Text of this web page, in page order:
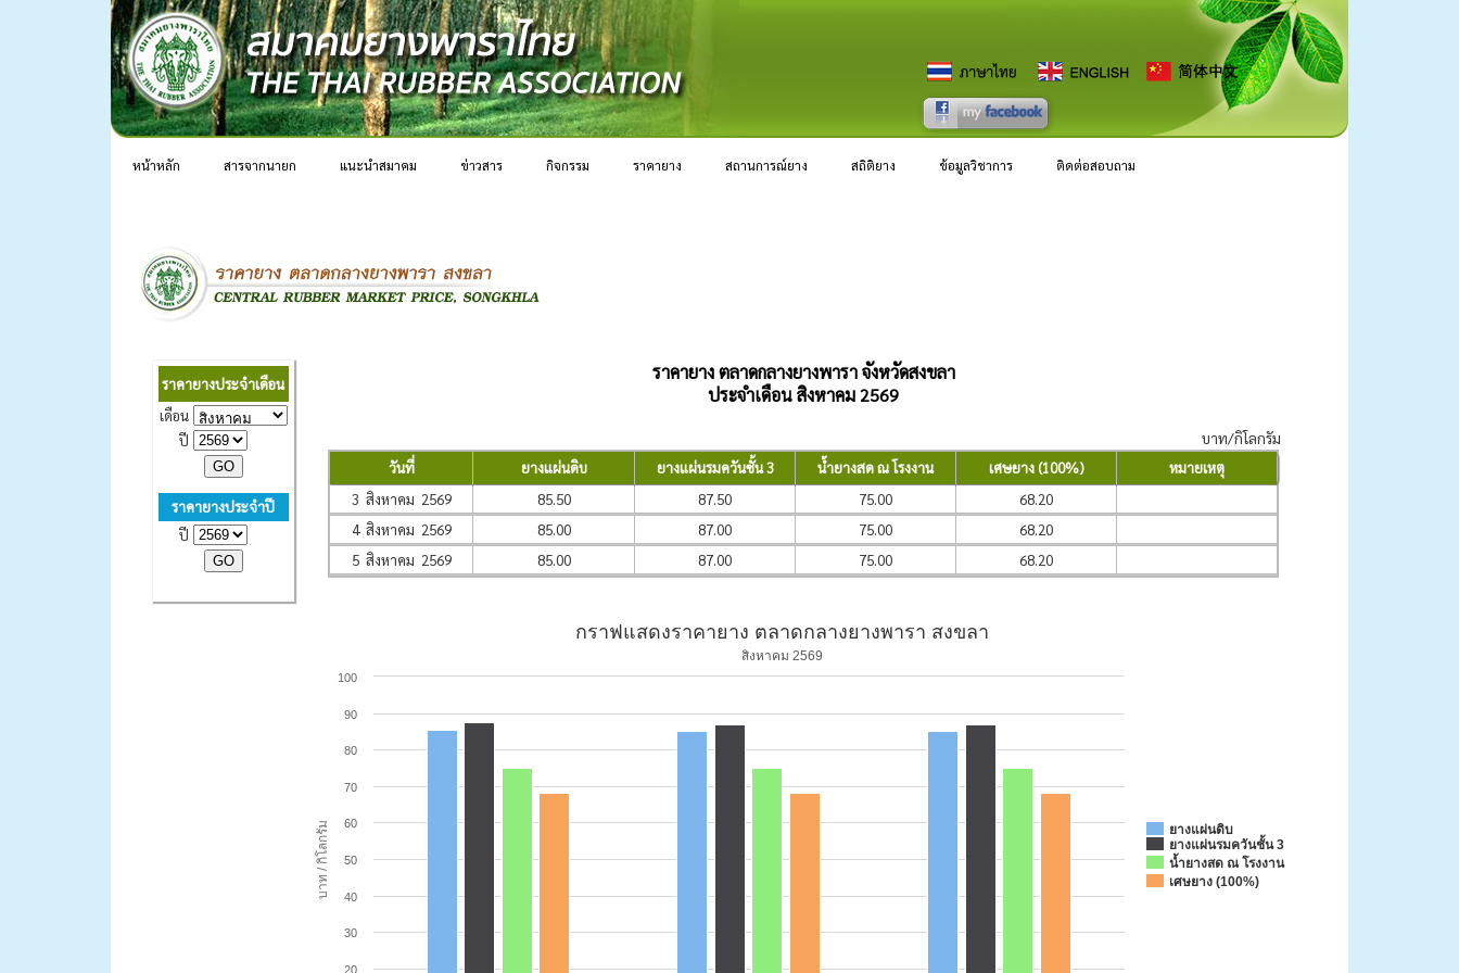
หน้าหลัก สารจากนายก แนะนำสมาคม ข่าวสาร กิจกรรม ราคายาง สถานการณ์ยาง สถิติยาง ข้อมูลวิชาการ ติดต่อสอบถาม
ราคายางประจำเดือน
เดือน
ปี
ราคายางประจำปี
ปี
ราคายาง ตลาดกลางยางพารา จังหวัดสงขลา
ประจำเดือน สิงหาคม 2569
บาท/กิโลกรัม
วันที่
ยางแผ่นดิบ ยางแผ่นรมควันชั้น 3 น้ำยางสด ณ โรงงาน เศษยาง (100%)
หมายเหตุ
3 สิงหาคม 2569
85.50 87.50 75.00
68.20
4 สิงหาคม 2569
85.00 87.00 75.00
68.20
5 สิงหาคม 2569
85.00 87.00 75.00 68.20
บาท / กิโลกรัม
กราฟแสดงราคายาง ตลาดกลางยางพารา สงขลา
สิงหาคม 2569
ยางแผ่นดิบ
ยางแผ่นรมควันชั้น 3
น้ำยางสด ณ โรงงาน
เศษยาง (100%)
20
30
40
50
60
70
80
90
100